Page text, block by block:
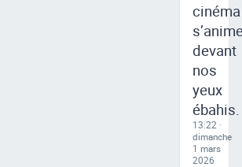
cinéma
devant
nos
yeux
ébahis.
13:22 ·
dimanche
1 mars
2026